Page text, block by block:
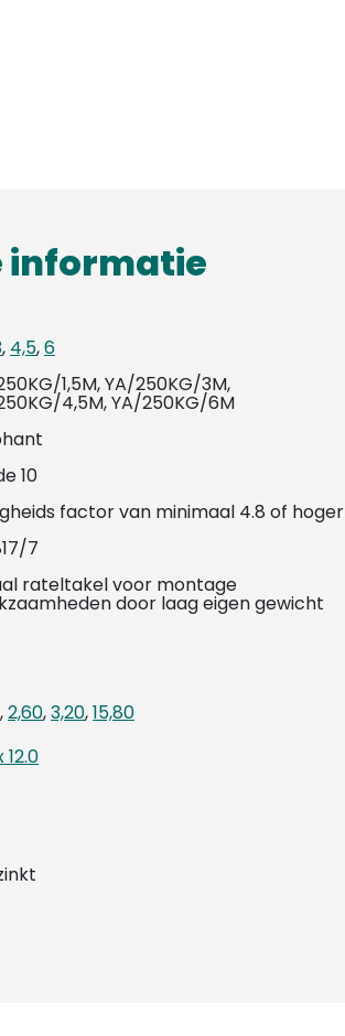
informatie
, 4,5,6
1,5M, YA/250KG/3M,
4,5M, YA/250KG/6M
10
factor van minimaal 4.8 of hoger
7
rateltakel voor montage
door laag eigen gewicht
,2,60,3,20,15,80
12.0